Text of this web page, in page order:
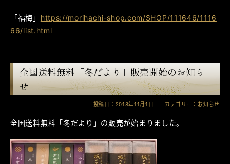
「福梅」 https://morihachi-shop.com/SHOP/111646/1116
66/list.html
全国送料無料「冬だより」販売開始のお知ら
せ
投稿日：2018年11月1日 カテゴリー： お知らせ
全国送料無料「冬だより」の販売が始まりました。